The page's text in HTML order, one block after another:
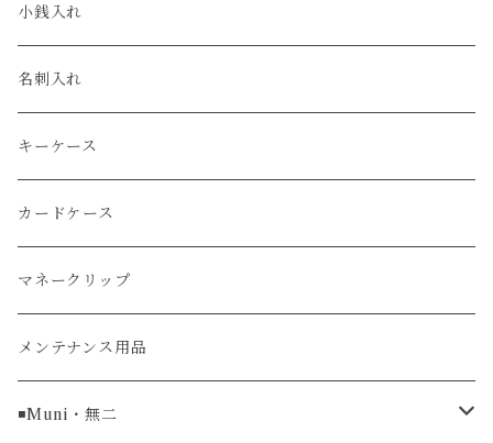
エコレザー
エレファント
アリゲーター
リザード
ガルーシャ（エイ）
牛革
ラグ幅16mm
セイコー / SEIKO
ルミノックス / LUMINOX
エルメス / HERMES
コンパクト
長財布
小銭入れ
名刺入れ
キーケース
カードケース
マネークリップ
メンテナンス用品
◾️Muni・無二